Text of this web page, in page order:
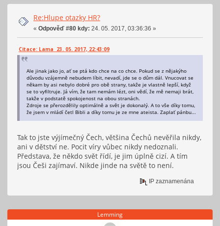
Re:Hlupe otazky HR?
« Odpověď #80 kdy: 24. 05. 2017, 03:36:36 »
Citace: Lama 23. 05. 2017, 22:43:09
Ale jinak jako jo, ať se ptá kdo chce na co chce. Pokud se z nějakýho
důvodu vzájemně nebudem líbit, nevadí, jde se o dům dál. Vnucovat se
někam by asi nebylo dobré pro obě strany, takže je vlastně lepší, když
se to vyfiltruje. Já vím, že tam nemám lézt, oni vědí, že mě nemaji brát,
takže v podstatě spokojenost na obou stranách.
Zdroje se přerozdělily optimálně a svět je dokonalý. A to vše díky tomu,
že jsem v mládí četl Bibli a díky tomu je ze mne ateista. Zaplať pánbu...
Tak to jste výjímečný Čech, většina Čechů nevěřila nikdy,
ani v dětství ne. Pocit víry vůbec nikdy nedoznali.
Představa, že někdo svět řídí, je jim úplně cizí. A tím
jsou Češi zajímaví. Nikde jinde na světě to není.
IP zaznamenána
Lemming